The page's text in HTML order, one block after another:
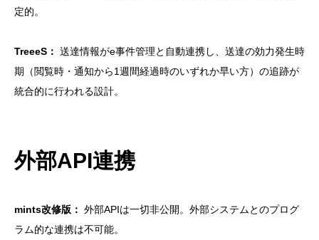
定的。
TreeeS： 送達情報がe事件管理と自動連携し、送達の効力発生時
期（閲覧時・通知から1週間経過時のいずれか早い方）の追跡が
統合的に行われる設計。
外部API連携
mints改修版： 外部APIは一切非公開。外部システムとのプログ
ラム的な連携は不可能。